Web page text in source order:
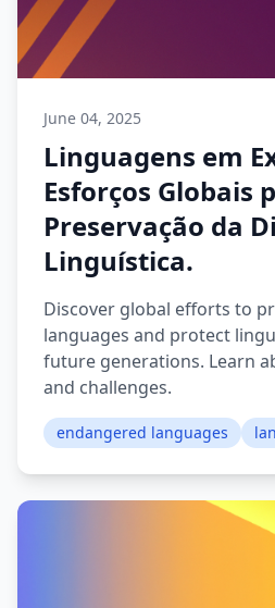
June 04, 2025
Linguagens em
Esforços Globais
Preservação da
Linguística.
Discover global efforts to
languages and protect
future generations. Learn
and challenges.
endangered languages